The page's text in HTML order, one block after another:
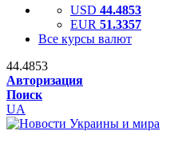
USD 44.4853
EUR 51.3357
Все курсы валют
44.4853
Авторизация
Поиск
UA